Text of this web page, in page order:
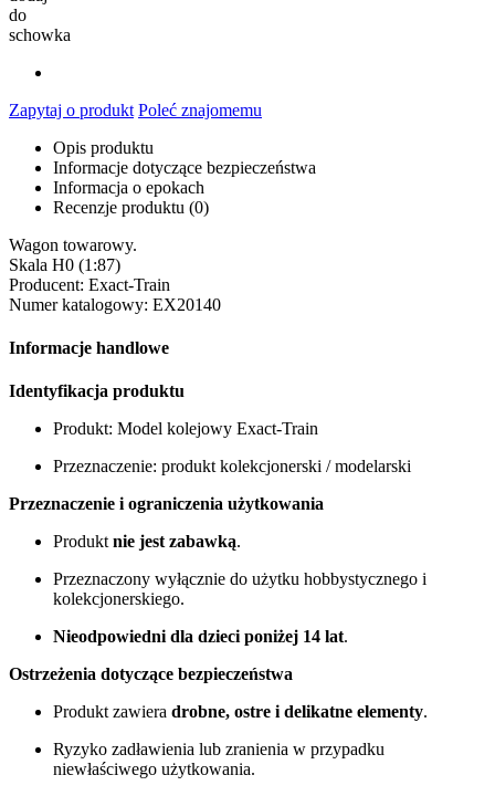
do
schowka
Zapytaj o produkt Poleć znajomemu
Opis produktu
Informacje dotyczące bezpieczeństwa
Informacja o epokach
Recenzje produktu (0)
Wagon towarowy.
Skala H0 (1:87)
Producent: Exact-Train
Numer katalogowy: EX20140
Informacje handlowe
Identyfikacja produktu
Produkt: Model kolejowy Exact-Train
Przeznaczenie: produkt kolekcjonerski / modelarski
Przeznaczenie i ograniczenia użytkowania
Produkt nie jest zabawką.
Przeznaczony wyłącznie do użytku hobbystycznego i
kolekcjonerskiego.
Nieodpowiedni dla dzieci poniżej 14 lat.
Ostrzeżenia dotyczące bezpieczeństwa
Produkt zawiera drobne, ostre i delikatne elementy.
Ryzyko zadławienia lub zranienia w przypadku
niewłaściwego użytkowania.